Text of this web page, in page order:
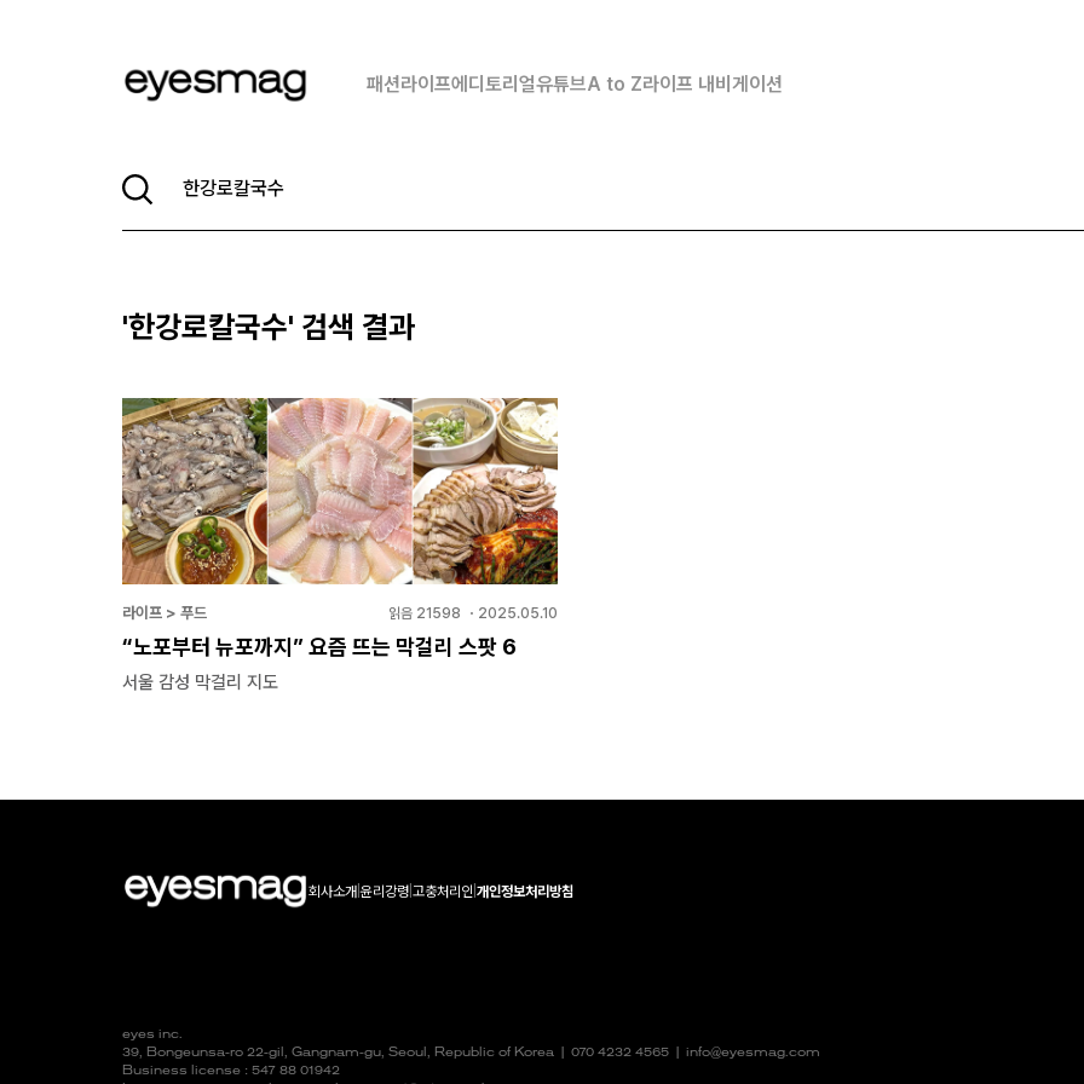
패션라이프에디토리얼유튜브A to Z라이프 내비게이션
'한강로칼국수' 검색 결과
라이프 > 푸드 읽음 21598 ・ 2025.05.10
“노포부터 뉴포까지” 요즘 뜨는 막걸리 스팟 6
서울 감성 막걸리 지도
회사소개|윤리강령 고충처리인 개인정보처리방침
eyes inc.
39, Bongeunsa-ro 22-gil, Gangnam-gu, Seoul, Republic of Korea | 070 4232 4565
info@eyesmag.com
Business license : 547 88 01942